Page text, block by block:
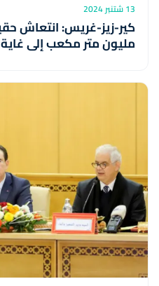
13 شتنبر 2024
مليون متر مكعب إلى غاية 12 شتنبر الجاري